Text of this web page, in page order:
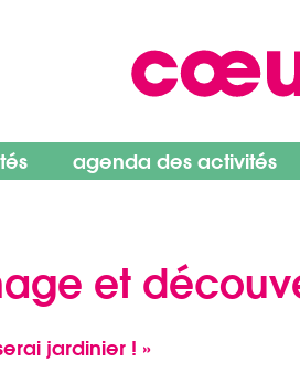
agenda des activités
et
jardinier ! »